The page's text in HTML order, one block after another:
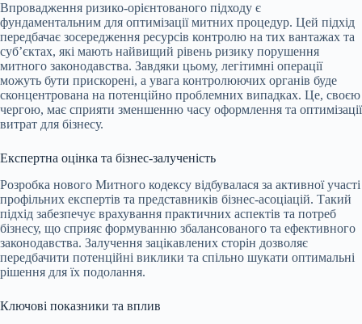
Впровадження ризико-орієнтованого підходу є
фундаментальним для оптимізації митних процедур. Цей підхід
передбачає зосередження ресурсів контролю на тих вантажах та
суб’єктах, які мають найвищий рівень ризику порушення
митного законодавства. Завдяки цьому, легітимні операції
можуть бути прискорені, а увага контролюючих органів буде
сконцентрована на потенційно проблемних випадках. Це, своєю
чергою, має сприяти зменшенню часу оформлення та оптимізації
витрат для бізнесу.
Експертна оцінка та бізнес-залученість
Розробка нового Митного кодексу відбувалася за активної участі
профільних експертів та представників бізнес-асоціацій. Такий
підхід забезпечує врахування практичних аспектів та потреб
бізнесу, що сприяє формуванню збалансованого та ефективного
законодавства. Залучення зацікавлених сторін дозволяє
передбачити потенційні виклики та спільно шукати оптимальні
рішення для їх подолання.
Ключові показники та вплив